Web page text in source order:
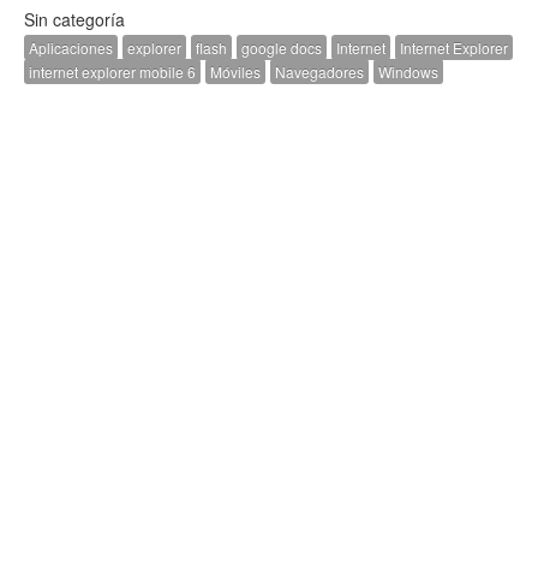
Sin categoría
Aplicaciones explorer flash google docs Internet
Internet Explorer
internet explorer mobile 6
Móviles Navegadores Windows